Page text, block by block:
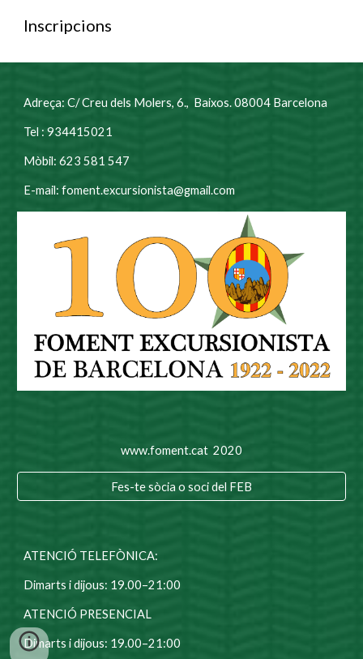
Inscripcions
Adreça: C/ Creu dels Molers, 6., Baixos. 08004 Barcelona
Tel : 934415021
Mòbil: 623 581 547
E-mail: foment.excursionista@gmail.com
www.foment.cat 2020
Fes-te sòcia o soci del FEB
ATENCIÓ TELEFÒNICA:
Dimarts i dijous: 19.00–21:00
ATENCIÓ PRESENCIAL
Dimarts i dijous: 19.00–21:00